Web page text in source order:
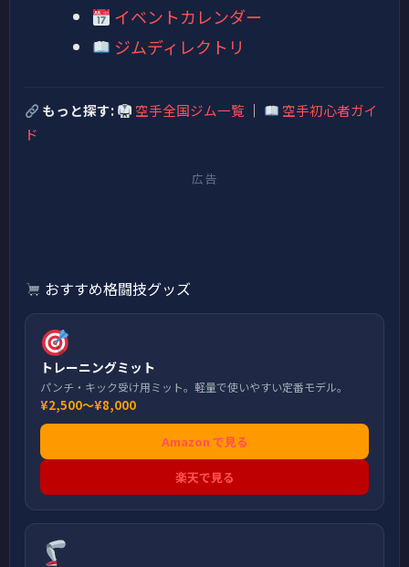
イベントカレンダー
ジムディレクトリ
もっと探す: 空手全国ジム一覧 ｜
空手初心者ガイ
ド
広告
おすすめ格闘技グッズ
トレーニングミット
パンチ・キック受け用ミット。軽量で使いやすい定番モデル。
¥2,500〜¥8,000
Amazon で見る
楽天で見る